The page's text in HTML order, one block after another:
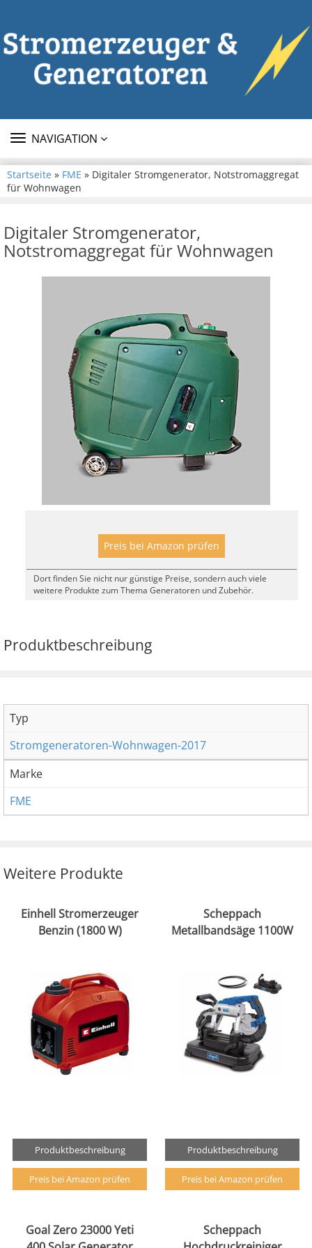
TOGGLE
NAVIGATION
Startseite » FME » Digitaler Stromgenerator, Notstromaggregat
für Wohnwagen
Digitaler Stromgenerator,
Notstromaggregat für Wohnwagen
Preis bei Amazon prüfen
Dort finden Sie nicht nur günstige Preise, sondern auch viele
weitere Produkte zum Thema Generatoren und Zubehör.
Produktbeschreibung
Typ
Stromgeneratoren-Wohnwagen-2017
Marke
FME
Weitere Produkte
Einhell Stromerzeuger
Benzin (1800 W)
Produktbeschreibung
Preis bei Amazon prüfen
Scheppach
Metallbandsäge 1100W
Produktbeschreibung
Preis bei Amazon prüfen
Goal Zero 23000 Yeti
Scheppach